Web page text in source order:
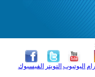
الفيسبوك التويتر اليوتيوب